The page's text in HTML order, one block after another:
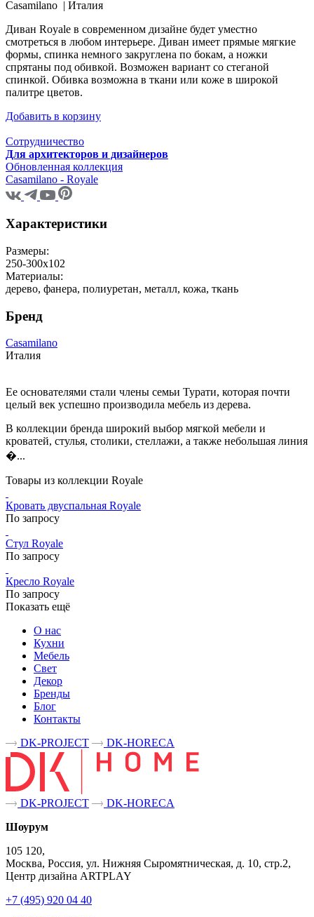
Casamilano | Италия
Диван Royale в современном дизайне будет уместно
смотреться в любом интерьере. Диван имеет прямые мягкие
формы, спинка немного закруглена по бокам, а ножки
спрятаны под обивкой. Возможен вариант со стеганой
спинкой. Обивка возможна в ткани или коже в широкой
палитре цветов.
Добавить в корзину
Сотрудничество
Для архитекторов и дизайнеров
Обновленная коллекция
Casamilano - Royale
Характеристики
Размеры:
250-300x102
Материалы:
дерево, фанера, полиуретан, металл, кожа, ткань
Бренд
Casamilano
Италия
Ее основателями стали члены семьи Турати, которая почти
целый век успешно производила мебель из дерева.
В коллекции бренда широкий выбор мягкой мебели и
кроватей, стулья, столики, стеллажи, а также небольшая линия
�...
Товары из коллекции Royale
Кровать двуспальная Royale
По запросу
Стул Royale
По запросу
Кресло Royale
По запросу
Показать ещё
О нас
Кухни
Мебель
Свет
Декор
Бренды
Блог
Контакты
DK-PROJECT
DK-HORECA
DK-PROJECT
DK-HORECA
Шоурум
105 120,
Москва, Россия, ул. Нижняя Сыромятническая, д. 10, стр.2,
Центр дизайна ARTPLAY
+7 (495) 920 04 40